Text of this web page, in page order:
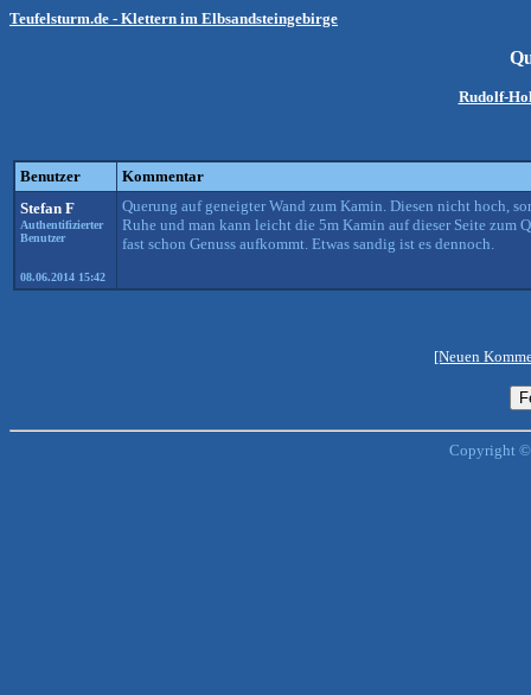
Teufelsturm.de - Klettern im Elbsandsteingebirge
Rudolf-
Benutzer
Kommentar
Stefan F
Authentifizierter
Benutzer
08.06.2014 15:42
Querung auf geneigter Wand zum Kamin. Diesen nicht hoch,
Ruhe und man kann leicht die 5m Kamin auf dieser Seite zum
fast schon Genuss aufkommt. Etwas sandig ist es dennoch.
[Neuen
Copyright ©